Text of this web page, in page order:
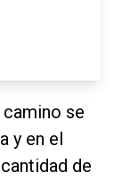
se
y en el
de